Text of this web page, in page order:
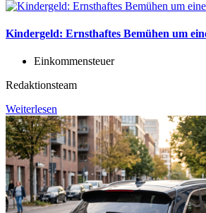
Kindergeld: Ernsthaftes Bemühen um
Einkommensteuer
Redaktionsteam
Weiterlesen